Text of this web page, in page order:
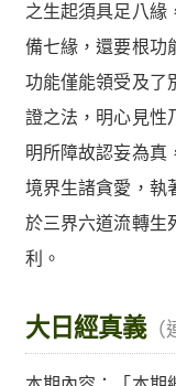
之生起須具足八緣
備七緣，還要根功
功能僅能領受及了
證之法，明心見性
明所障故認妄為真
境界生諸貪愛，執
於三界六道流轉生
利。
大日經真義（